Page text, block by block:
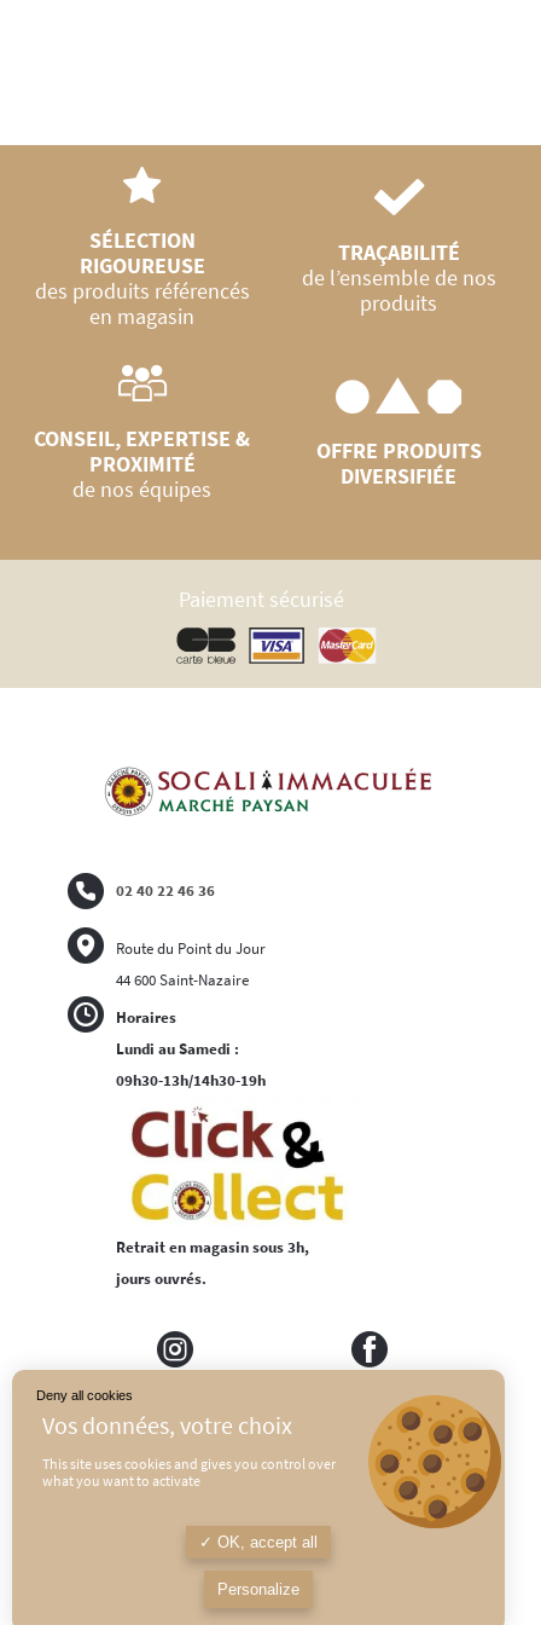
SÉLECTION
RIGOUREUSE
des produits référencés
en magasin
TRAÇABILITÉ
de l’ensemble de nos
produits
CONSEIL, EXPERTISE &
PROXIMITÉ
de nos équipes
OFFRE PRODUITS
DIVERSIFIÉE
Paiement sécurisé
Horaires
Lundi au Samedi :
09h30-13h/14h30-19h
Retrait en magasin sous 3h,
jours ouvrés.
02 40 22 46 36
Route du Point du Jour
44 600 Saint-Nazaire
MEDIAPILOTE
PLAN DU SITE
CONDITIONS GÉNÉRALES DE VENTE
POLITIQUE DE CONFIDENTIALITÉ
MENTIONS LÉGALES
This site uses cookies and gives you control over
what you want to activate
OK, accept all
Deny all cookies
Personalize